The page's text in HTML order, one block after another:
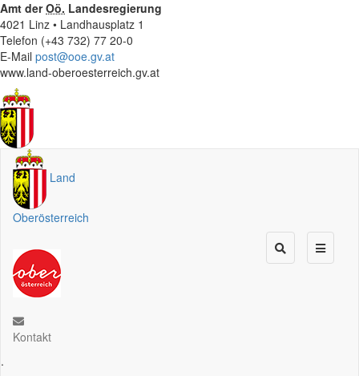
Amt derOö. Landesregierung
4021 Linz • Landhausplatz 1
Telefon (+43 732) 77 20-0
E-Mail post@ooe.gv.at
www.land-oberoesterreich.gv.at
Land
Oberösterreich
Kontakt
.